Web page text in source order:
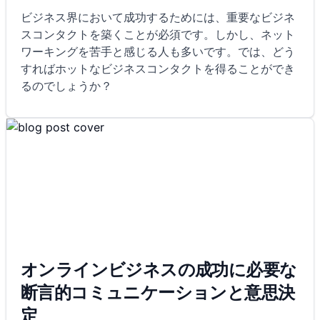
ビジネス界において成功するためには、重要なビジネ
スコンタクトを築くことが必須です。しかし、ネット
ワーキングを苦手と感じる人も多いです。では、どう
すればホットなビジネスコンタクトを得ることができ
るのでしょうか？
オンラインビジネスの成功に必要な
断言的コミュニケーションと意思決
定